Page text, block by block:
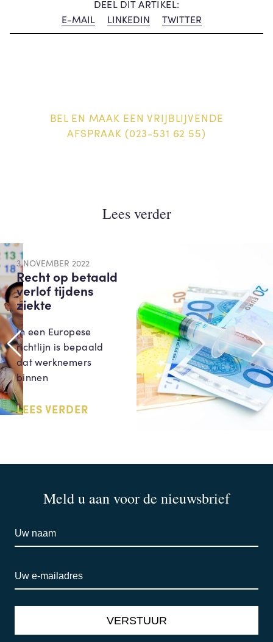
DEEL DIT ARTIKEL:
E-MAIL
LINKEDIN TWITTER
BEL EN MAAK EEN VRIJBLIJVENDE
AFSPRAAK (023-531 62 55)
Lees verder
3 NOVEMBER 2022
Recht op betaald
verlof tijdens
ziekte
In een Europese
richtlijn is bepaald
dat werknemers
binnen
LEES VERDER
Meld u aan voor de nieuwsbrief